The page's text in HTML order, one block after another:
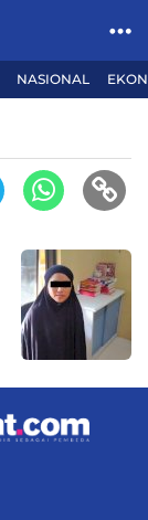
NASIONAL